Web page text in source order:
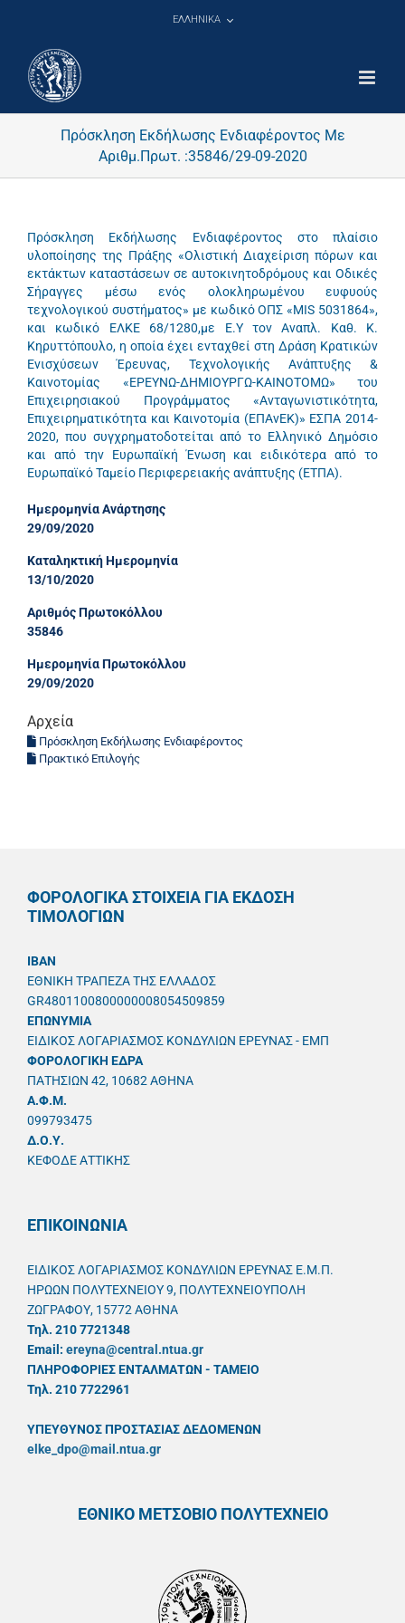
ΕΛΛΗΝΙΚΑ
Πρόσκληση Εκδήλωσης Ενδιαφέροντος Με
Αριθμ.Πρωτ. :35846/29-09-2020
Πρόσκληση Εκδήλωσης Ενδιαφέροντος στο πλαίσιο
υλοποίησης της Πράξης «Ολιστική Διαχείριση πόρων και
εκτάκτων καταστάσεων σε αυτοκινητοδρόμους και Οδικές
Σήραγγες μέσω ενός ολοκληρωμένου ευφυούς
τεχνολογικού συστήματος» με κωδικό ΟΠΣ «MIS 5031864»,
και κωδικό ΕΛΚΕ 68/1280,με Ε.Υ τον Αναπλ. Καθ. Κ.
Κηρυττόπουλο, η οποία έχει ενταχθεί στη Δράση Κρατικών
Ενισχύσεων Έρευνας, Τεχνολογικής Ανάπτυξης &
Καινοτομίας «ΕΡΕΥΝΩ-ΔΗΜΙΟΥΡΓΩ-ΚΑΙΝΟΤΟΜΩ» του
Επιχειρησιακού Προγράμματος «Ανταγωνιστικότητα,
Επιχειρηματικότητα και Καινοτομία (ΕΠΑνΕΚ)» ΕΣΠΑ 2014-
2020, που συγχρηματοδοτείται από το Ελληνικό Δημόσιο
και από την Ευρωπαϊκή Ένωση και ειδικότερα από το
Ευρωπαϊκό Ταμείο Περιφερειακής ανάπτυξης (ΕΤΠΑ).
Ημερομηνία Ανάρτησης
29/09/2020
Καταληκτική Ημερομηνία
13/10/2020
Αριθμός Πρωτοκόλλου
35846
Ημερομηνία Πρωτοκόλλου
29/09/2020
Αρχεία
Πρόσκληση Εκδήλωσης Ενδιαφέροντος
Πρακτικό Επιλογής
ΦΟΡΟΛΟΓΙΚΑ ΣΤΟΙΧΕΙΑ ΓΙΑ ΕΚΔΟΣΗ
ΤΙΜΟΛΟΓΙΩΝ
IBAN
ΕΘΝΙΚΗ ΤΡΑΠΕΖΑ ΤΗΣ ΕΛΛΑΔΟΣ
GR4801100800000008054509859
ΕΠΩΝΥΜΙΑ
ΕΙΔΙΚΟΣ ΛΟΓΑΡΙΑΣΜΟΣ ΚΟΝΔΥΛΙΩΝ ΕΡΕΥΝΑΣ - ΕΜΠ
ΦΟΡΟΛΟΓΙΚΗ ΕΔΡΑ
ΠΑΤΗΣΙΩΝ 42, 10682 ΑΘΗΝΑ
A.Φ.Μ.
099793475
Δ.Ο.Υ.
ΚΕΦΟΔΕ ΑΤΤΙΚΗΣ
ΕΠΙΚΟΙΝΩΝΙΑ
ΕΙΔΙΚΟΣ ΛΟΓΑΡΙΑΣΜΟΣ ΚΟΝΔΥΛΙΩΝ ΕΡΕΥΝΑΣ Ε.Μ.Π.
ΗΡΩΩΝ ΠΟΛΥΤΕΧΝΕΙΟΥ 9, ΠΟΛΥΤΕΧΝΕΙΟΥΠΟΛΗ
ΖΩΓΡΑΦΟΥ, 15772 ΑΘΗΝΑ
Τηλ. 210 7721348
Email: ereyna@central.ntua.gr
ΠΛΗΡΟΦΟΡΙΕΣ ΕΝΤΑΛΜΑΤΩΝ - ΤΑΜΕΙΟ
Τηλ. 210 7722961
ΥΠΕΥΘYΝΟΣ ΠΡΟΣΤΑΣΙΑΣ ΔΕΔΟΜΕΝΩΝ
elke_dpo@mail.ntua.gr
ΕΘΝΙΚΟ ΜΕΤΣΟΒΙΟ ΠΟΛΥΤΕΧΝΕΙΟ